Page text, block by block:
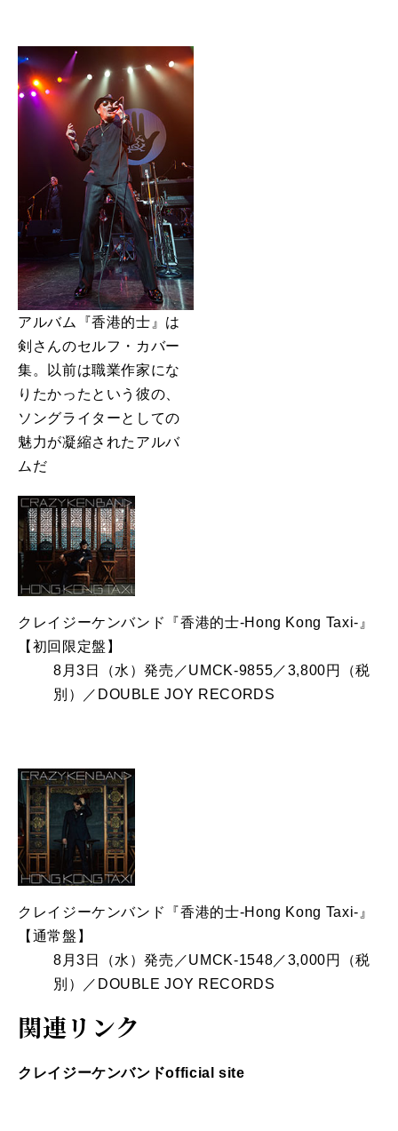
アルバム『香港的士』は
剣さんのセルフ・カバー
集。以前は職業作家にな
りたかったという彼の、
ソングライターとしての
魅力が凝縮されたアルバ
ムだ
クレイジーケンバンド『香港的士‐Hong Kong Taxi‐』
【初回限定盤】
8月3日（水）発売／UMCK-9855／3,800円（税
別）／DOUBLE JOY RECORDS
クレイジーケンバンド『香港的士‐Hong Kong Taxi‐』
【通常盤】
8月3日（水）発売／UMCK-1548／3,000円（税
別）／DOUBLE JOY RECORDS
関連リンク
クレイジーケンバンドofficial site